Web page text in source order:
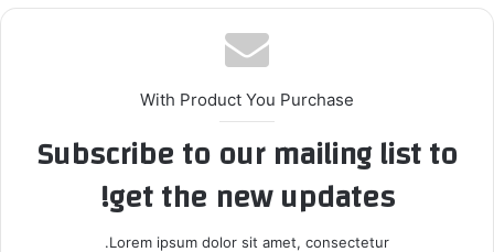
With Product You Purchase
Subscribe to our mailing list to
get the new updates!
Lorem ipsum dolor sit amet, consectetur.